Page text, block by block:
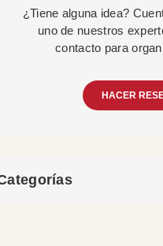
¿Tiene alguna idea?
uno de nuestros
contacto para
HACER